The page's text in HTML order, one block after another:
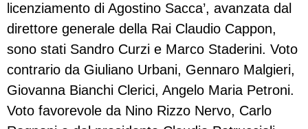
licenziamento di Agostino Sacca’, avanzata dal
direttore generale della Rai Claudio Cappon,
sono stati Sandro Curzi e Marco Staderini. Voto
contrario da Giuliano Urbani, Gennaro Malgieri,
Giovanna Bianchi Clerici, Angelo Maria Petroni.
Voto favorevole da Nino Rizzo Nervo, Carlo